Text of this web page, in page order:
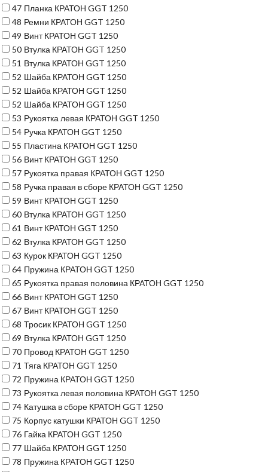
47 Планка КРАТОН GGT 1250
48 Ремни КРАТОН GGT 1250
49 Винт КРАТОН GGT 1250
50 Втулка КРАТОН GGT 1250
51 Втулка КРАТОН GGT 1250
52 Шайба КРАТОН GGT 1250
52 Шайба КРАТОН GGT 1250
52 Шайба КРАТОН GGT 1250
53 Рукоятка левая КРАТОН GGT 1250
54 Ручка КРАТОН GGT 1250
55 Пластина КРАТОН GGT 1250
56 Винт КРАТОН GGT 1250
57 Рукоятка правая КРАТОН GGT 1250
58 Ручка правая в сборе КРАТОН GGT 1250
59 Винт КРАТОН GGT 1250
60 Втулка КРАТОН GGT 1250
61 Винт КРАТОН GGT 1250
62 Втулка КРАТОН GGT 1250
63 Курок КРАТОН GGT 1250
64 Пружина КРАТОН GGT 1250
65 Рукоятка правая половина КРАТОН GGT 1250
66 Винт КРАТОН GGT 1250
67 Винт КРАТОН GGT 1250
68 Тросик КРАТОН GGT 1250
69 Втулка КРАТОН GGT 1250
70 Провод КРАТОН GGT 1250
71 Тяга КРАТОН GGT 1250
72 Пружина КРАТОН GGT 1250
73 Рукоятка левая половина КРАТОН GGT 1250
74 Катушка в сборе КРАТОН GGT 1250
75 Корпус катушки КРАТОН GGT 1250
76 Гайка КРАТОН GGT 1250
77 Шайба КРАТОН GGT 1250
78 Пружина КРАТОН GGT 1250